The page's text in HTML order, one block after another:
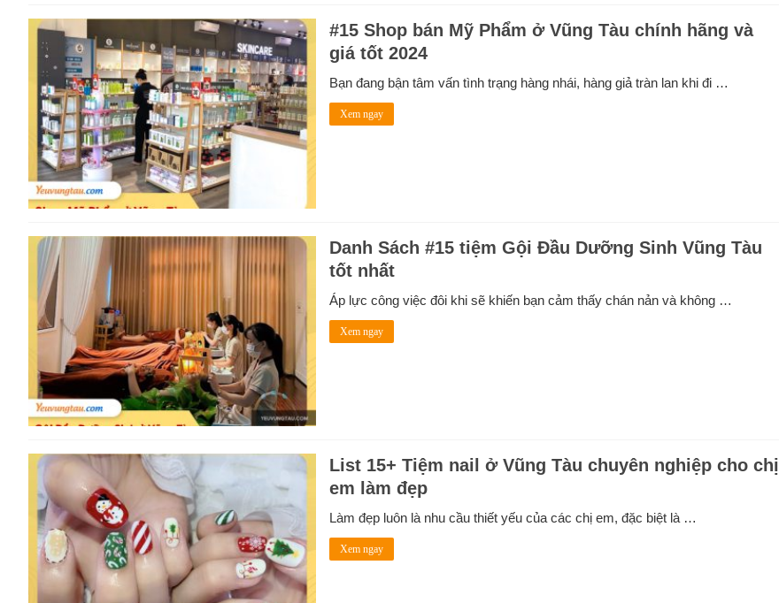
#15 Shop bán Mỹ Phẩm ở Vũng Tàu chính hãng và
giá tốt 2024
Bạn đang bận tâm vấn tình trạng hàng nhái, hàng giả tràn lan khi đi …
Xem ngay
Danh Sách #15 tiệm Gội Đầu Dưỡng Sinh Vũng Tàu
tốt nhất
Áp lực công việc đôi khi sẽ khiến bạn cảm thấy chán nản và không …
Xem ngay
List 15+ Tiệm nail ở Vũng Tàu chuyên nghiệp cho chị
em làm đẹp
Làm đẹp luôn là nhu cầu thiết yếu của các chị em, đặc biệt là …
Xem ngay